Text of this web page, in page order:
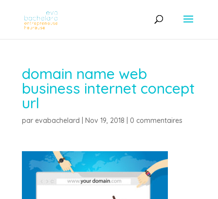
domain name web
business internet concept
url
par evabachelard Nov 19, 2018 0 commentaires